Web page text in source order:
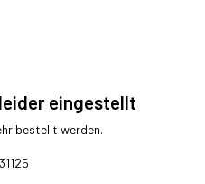
eingestellt
bestellt werden.